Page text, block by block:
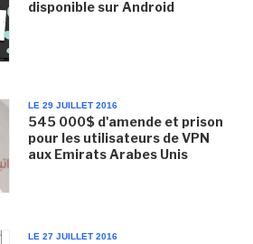
disponible sur Android
LE 29 JUILLET 2016
545 000$ d'amende et prison
pour les utilisateurs de VPN
aux Emirats Arabes Unis
LE 27 JUILLET 2016